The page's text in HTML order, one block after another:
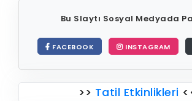
Bu Slaytı Sosyal Medyada
FACEBOOK INSTAGRAM
>> Tatil Etkinlikleri